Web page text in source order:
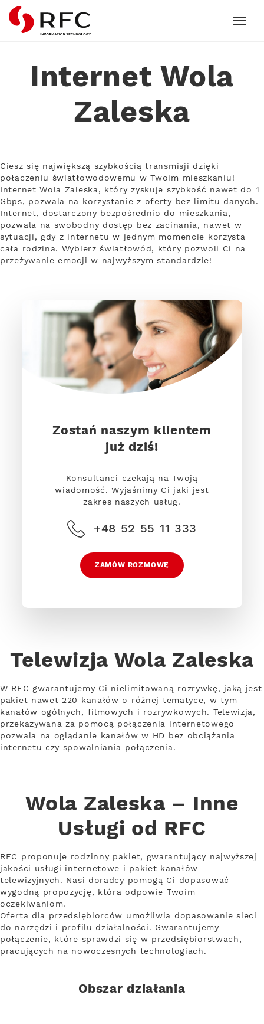
RFC
Internet Wola
Zaleska
Ciesz się największą szybkością transmisji dzięki
połączeniu światłowodowemu w Twoim mieszkaniu!
Internet Wola Zaleska, który zyskuje szybkość nawet do 1
Gbps, pozwala na korzystanie z oferty bez limitu danych.
Internet, dostarczony bezpośrednio do mieszkania,
pozwala na swobodny dostęp bez zacinania, nawet w
sytuacji, gdy z internetu w jednym momencie korzysta
cała rodzina. Wybierz światłowód, który pozwoli Ci na
przeżywanie emocji w najwyższym standardzie!
Zostań naszym klientem
już dziś!
Konsultanci czekają na Twoją
wiadomość. Wyjaśnimy Ci jaki jest
zakres naszych usług.
+48 52 55 11 333
ZAMÓW ROZMOWĘ
Telewizja Wola Zaleska
W RFC gwarantujemy Ci nielimitowaną rozrywkę, jaką jest
pakiet nawet 220 kanałów o różnej tematyce, w tym
kanałów ogólnych, filmowych i rozrywkowych. Telewizja,
przekazywana za pomocą połączenia internetowego
pozwala na oglądanie kanałów w HD bez obciążania
internetu czy spowalniania połączenia.
Wola Zaleska – Inne
Usługi od RFC
RFC proponuje rodzinny pakiet, gwarantujący najwyższej
jakości usługi internetowe i pakiet kanałów
telewizyjnych. Nasi doradcy pomogą Ci dopasować
wygodną propozycję, która odpowie Twoim
oczekiwaniom.
Oferta dla przedsiębiorców umożliwia dopasowanie sieci
do narzędzi i profilu działalności. Gwarantujemy
połączenie, które sprawdzi się w przedsiębiorstwach,
pracujących na nowoczesnych technologiach.
Obszar działania